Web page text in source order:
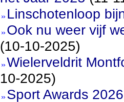
Linschotenloop
Ook nu weer vijf
(10-10-2025)
Wielerveldrit
10-2025)
Sport Awards